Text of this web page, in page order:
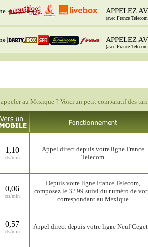
APPELEZ
(avec France
APPELEZ
(avec France
au Mexique ? Voici un petit comparatif des
1,10
cts/min
Appel direct depuis votre ligne France
Telecom
0,06
cts/min
Depuis votre ligne France Telecom,
composez le 32 99 suivi du numéro de
correspondant au Mexique
0,57
cts/min
Appel direct depuis votre ligne Neuf